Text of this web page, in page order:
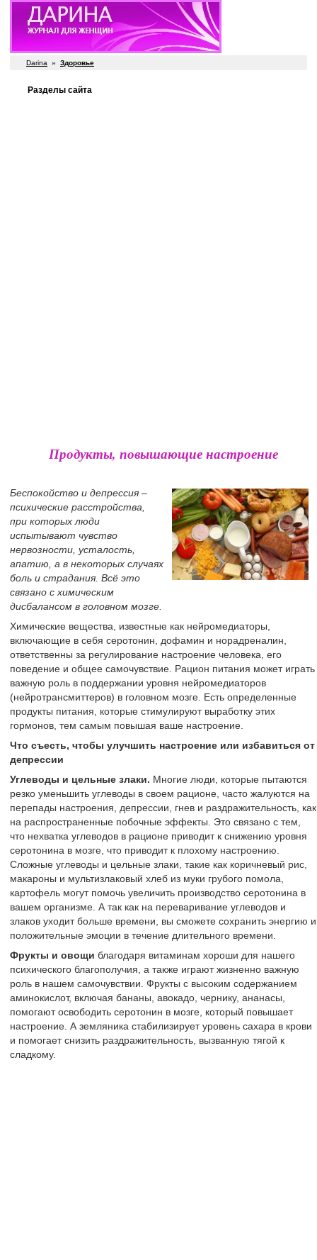
Darina » Здоровье
Разделы сайта
Продукты, повышающие настроение
Беспокойство и депрессия –
психические расстройства,
при которых люди
испытывают чувство
нервозности, усталость,
апатию, а в некоторых случаях
боль и страдания. Всё это
связано с химическим
дисбалансом в головном мозге.
Химические вещества, известные как нейромедиаторы,
включающие в себя серотонин, дофамин и норадреналин,
ответственны за регулирование настроение человека, его
поведение и общее самочувствие. Рацион питания может играть
важную роль в поддержании уровня нейромедиаторов
(нейротрансмиттеров) в головном мозге. Есть определенные
продукты питания, которые стимулируют выработку этих
гормонов, тем самым повышая ваше настроение.
Что съесть, чтобы улучшить настроение или избавиться от
депрессии
Углеводы и цельные злаки. Многие люди, которые пытаются
резко уменьшить углеводы в своем рационе, часто жалуются на
перепады настроения, депрессии, гнев и раздражительность, как
на распространенные побочные эффекты. Это связано с тем,
что нехватка углеводов в рационе приводит к снижению уровня
серотонина в мозге, что приводит к плохому настроению.
Сложные углеводы и цельные злаки, такие как коричневый рис,
макароны и мультизлаковый хлеб из муки грубого помола,
картофель могут помочь увеличить производство серотонина в
вашем организме. А так как на переваривание углеводов и
злаков уходит больше времени, вы сможете сохранить энергию и
положительные эмоции в течение длительного времени.
Фрукты и овощи благодаря витаминам хороши для нашего
психического благополучия, а также играют жизненно важную
роль в нашем самочувствии. Фрукты с высоким содержанием
аминокислот, включая бананы, авокадо, чернику, ананасы,
помогают освободить серотонин в мозге, который повышает
настроение. А земляника стабилизирует уровень сахара в крови
и помогает снизить раздражительность, вызванную тягой к
сладкому.